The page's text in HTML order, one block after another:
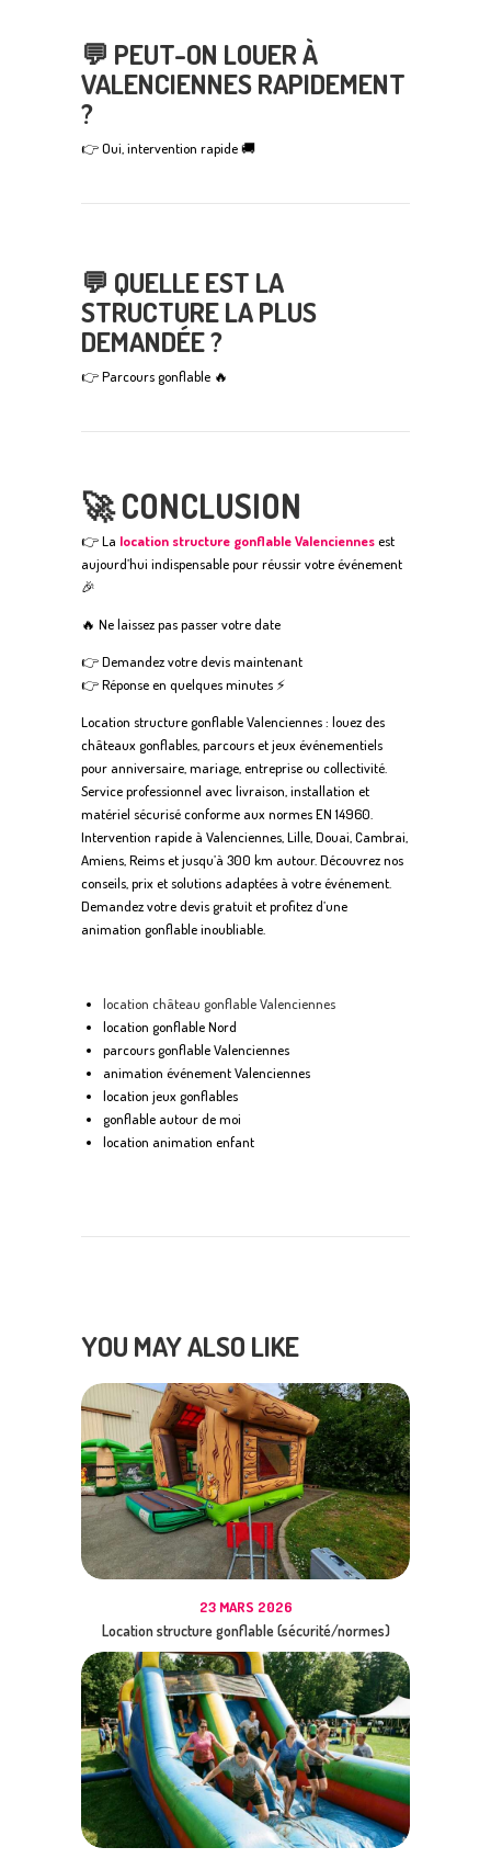
💬 PEUT-ON LOUER À
VALENCIENNES RAPIDEMENT
?
👉 Oui, intervention rapide 🚚
💬 QUELLE EST LA
STRUCTURE LA PLUS
DEMANDÉE ?
👉 Parcours gonflable 🔥
🚀 CONCLUSION
👉 La location structure gonflable Valenciennesest
aujourd’hui indispensable pour réussir votre événement
🎉
🔥 Ne laissez pas passer votre date
👉 Demandez votre devis maintenant
👉 Réponse en quelques minutes ⚡
Location structure gonflable Valenciennes : louez des
châteaux gonflables, parcours et jeux événementiels
pour anniversaire, mariage, entreprise ou collectivité.
Service professionnel avec livraison, installation et
matériel sécurisé conforme aux normes EN 14960.
Intervention rapide à Valenciennes, Lille, Douai, Cambrai,
Amiens, Reims et jusqu’à 300 km autour. Découvrez nos
conseils, prix et solutions adaptées à votre événement.
Demandez votre devis gratuit et profitez d’une
animation gonflable inoubliable.
location château gonflable Valenciennes
location gonflable Nord
parcours gonflable Valenciennes
animation événement Valenciennes
location jeux gonflables
gonflable autour de moi
location animation enfant
YOU MAY ALSO LIKE
23 MARS 2026
Location structure gonflable (sécurité/normes)